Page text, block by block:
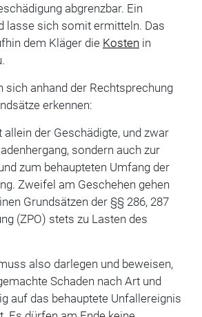
abgrenzbar. Ein
lasse sich somit ermitteln. Das
dem Kläger die Kosten in
sich anhand der Rechtsprechung
erkennen:
der Geschädigte, und zwar
sondern auch zur
zum behaupteten Umfang der
Zweifel am Geschehen gehen
Grundsätzen der §§ 286, 287
(ZPO) stets zu Lasten des
also darlegen und beweisen,
Schaden nach Art und
auf das behauptete Unfallereignis